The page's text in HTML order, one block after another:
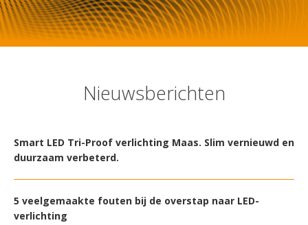
Nieuwsberichten
Smart LED Tri-Proof verlichting Maas. Slim vernieuwd en
duurzaam verbeterd.
5 veelgemaakte fouten bij de overstap naar LED-
verlichting